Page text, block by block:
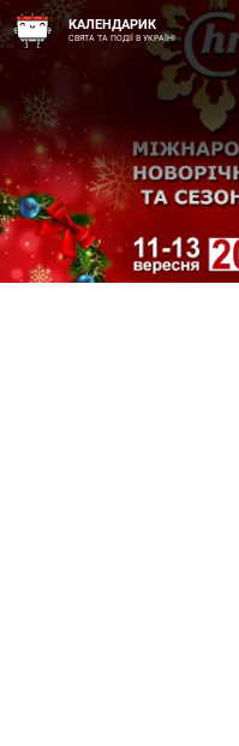
КАЛЕНДАРИК
СВЯТА ТА ПОДІЇ В УКРАЇНІ